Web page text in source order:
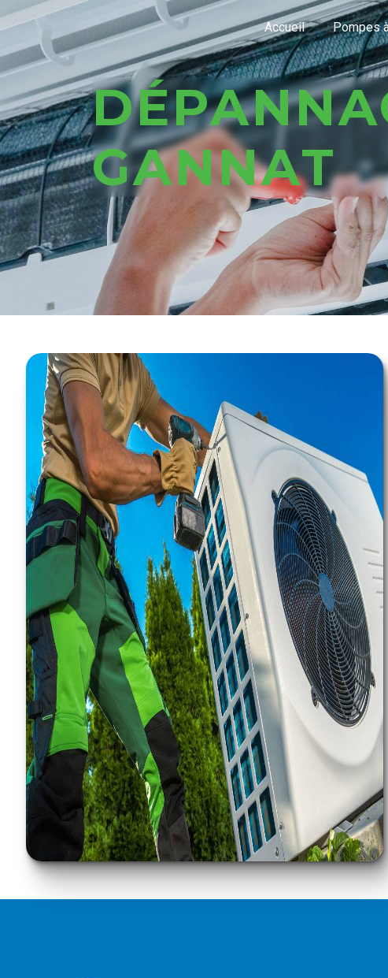
Accueil Pompes
DÉPANNAGE CLIMATISATION
GANNAT
Panneau de gestion des cookies